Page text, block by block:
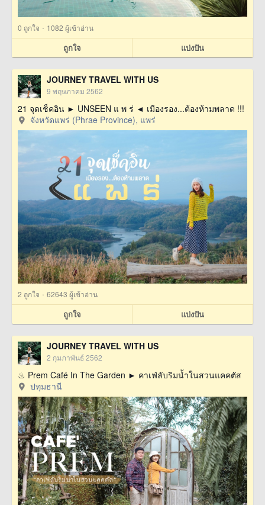
0 ถูกใจ · 1082 ผู้เข้าอ่าน
ถูกใจ แบ่งปัน
JOURNEY TRAVEL WITH US
9 พฤษภาคม 2562
21 จุดเช็คอิน ► UNSEEN แ พ ร่ ◄ เมืองรอง...ต้องห้ามพลาด !!!
จังหวัดแพร่ (Phrae Province), แพร่
2 ถูกใจ · 62643 ผู้เข้าอ่าน
ถูกใจ แบ่งปัน
JOURNEY TRAVEL WITH US
2 กุมภาพันธ์ 2562
♨ Prem Café In The Garden ► คาเฟ่ลับริมน้ำในสวนแคคตัส
ปทุมธานี